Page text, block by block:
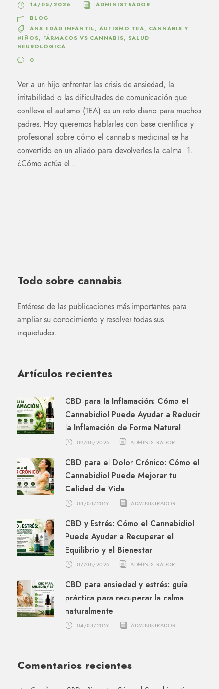
14/05/2026
ADMINISTRADOR
BLOG
ANSIEDAD INFANTIL, AUTISMO TEA, CANNABIS Y
NIÑOS, FÁRMACOS VS CANNABIS, SALUD
NEUROLÓGICA
0
Ver a un hijo enfrentar las crisis de ansiedad, la
irritabilidad o las dificultades de comunicación que
conlleva el autismo (TEA) es un reto diario para muchos
padres. Hoy queremos hablarles con base científica y
profesional sobre cómo el cannabis medicinal se ha
convertido en un aliado para devolverles la calma. 1.
¿Cómo actúa el...
Todo sobre cannabis
Entérese de las publicaciones más importantes para
ampliar su conocimiento y resolver todas sus
inquietudes.
Artículos recientes
CBD para la Inflamación: Cómo el
Cannabidiol Puede Ayudar a Reducir
la Inflamación de Forma Natural
09/08/2026 ADMINISTRADOR
CBD para el Dolor Crónico: Cómo el
Cannabidiol Puede Mejorar tu
Calidad de Vida
08/08/2026 ADMINISTRADOR
CBD y Estrés: Cómo el Cannabidiol
Puede Ayudar a Recuperar el
Equilibrio y el Bienestar
07/08/2026 ADMINISTRADOR
CBD para ansiedad y estrés: guía
práctica para recuperar la calma
naturalmente
04/08/2026 ADMINISTRADOR
Comentarios recientes